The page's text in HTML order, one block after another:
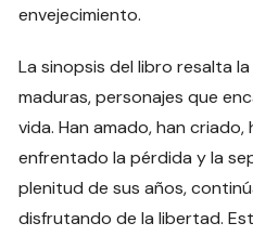
envejecimiento.
La sinopsis del libro resalta
maduras, personajes que
vida. Han amado, han
enfrentado la pérdida y la
plenitud de sus años,
disfrutando de la libertad.